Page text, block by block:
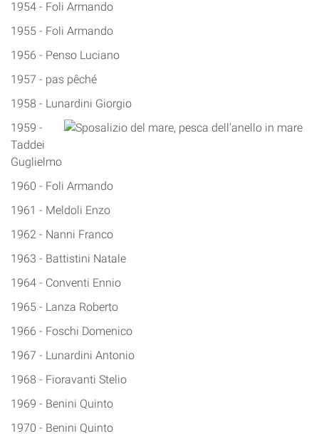
1954 - Foli Armando
1955 - Foli Armando
1956 - Penso Luciano
1957 - pas pêché
1958 - Lunardini Giorgio
1959 -
Taddei
Guglielmo
1960 - Foli Armando
1961 - Meldoli Enzo
1962 - Nanni Franco
1963 - Battistini Natale
1964 - Conventi Ennio
1965 - Lanza Roberto
1966 - Foschi Domenico
1967 - Lunardini Antonio
1968 - Fioravanti Stelio
1969 - Benini Quinto
1970 - Benini Quinto